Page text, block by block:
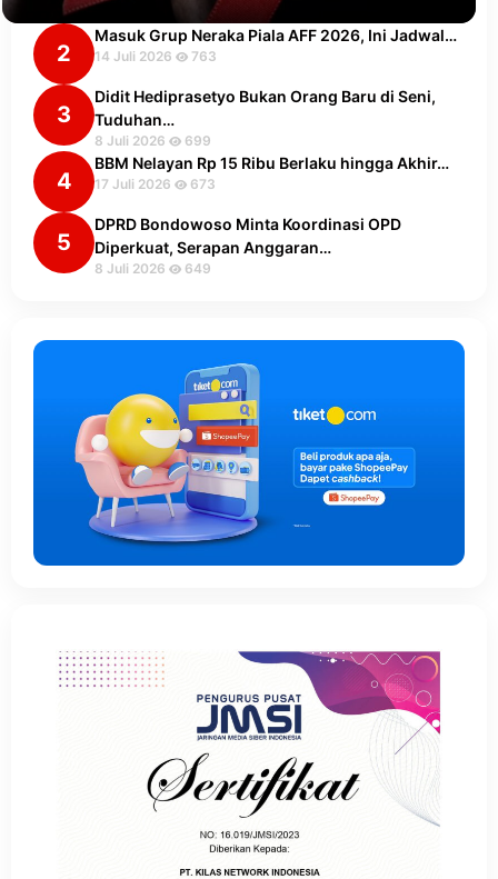
2
Masuk Grup Neraka Piala AFF 2026, Ini Jadwal…
14 Juli 2026 763
3
Didit Hediprasetyo Bukan Orang Baru di Seni,
Tuduhan…
8 Juli 2026 699
4
BBM Nelayan Rp 15 Ribu Berlaku hingga Akhir…
17 Juli 2026 673
5
DPRD Bondowoso Minta Koordinasi OPD
Diperkuat, Serapan Anggaran…
8 Juli 2026 649